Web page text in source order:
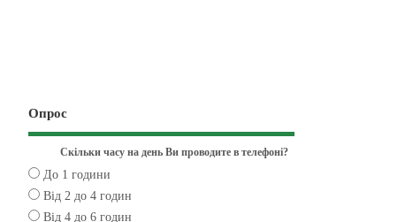
Опрос
Скільки часу на день Ви проводите в телефоні?
До 1 години
Від 2 до 4 годин
Від 4 до 6 годин